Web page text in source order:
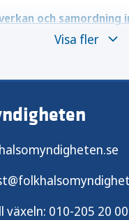
och samordning
och
Visa fler
växeln: 010-205 20 00